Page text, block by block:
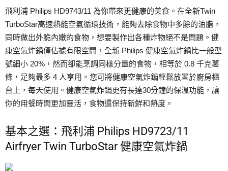
飛利浦 Philips HD9743/11 為你帶來更健康的美食。在全新Twin
TurboStar高速熱能空氣循環技術，能夠去除食物中多餘的油脂，
同時做出外脆內嫩的食物，想要製作出各種炸物絕不是問題。健
康空氣炸鍋僅佔據有限空間，全新 Philips 健康空氣炸鍋比一般型
號細小 20%，然而卻能烹調同樣分量的食物，相等於 0.8 千克薯
條，足夠最多 4 人享用。您可將健康空氣炸鍋輕鬆放置於廚房櫃
台上，每天使用。健康空氣炸鍋更有長達30分鐘的保溫功能，讓
你的用餐時間更加靈活，食物還保持新鮮和熱度。
基本之選：飛利浦 Philips HD9723/11
Airfryer Twin TurboStar 健康空氣炸鍋